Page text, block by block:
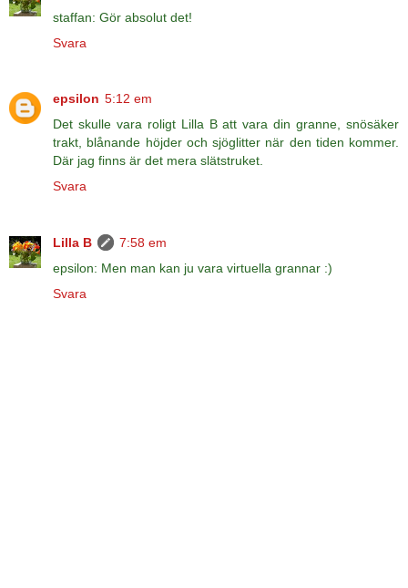
staffan: Gör absolut det!
Svara
epsilon 5:12 em
Det skulle vara roligt Lilla B att vara din granne, snösäker
trakt, blånande höjder och sjöglitter när den tiden kommer.
Där jag finns är det mera slätstruket.
Svara
Lilla B
7:58 em
epsilon: Men man kan ju vara virtuella grannar :)
Svara